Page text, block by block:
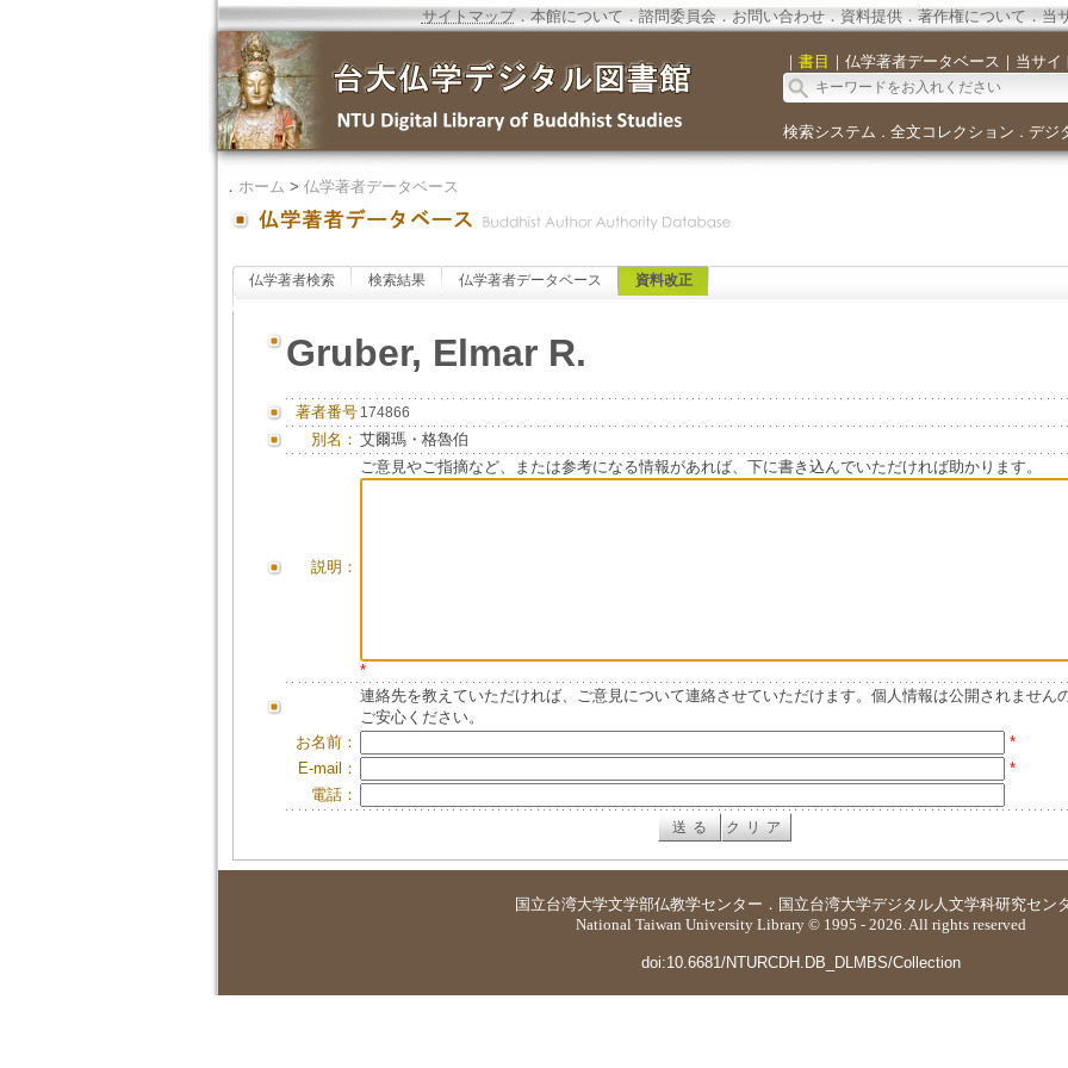
サイトマップ．本館について．諮問委員会． お問い合わせ． 資料提供．著作権について．当
｜ 書目 ｜ 仏学著者データベース ｜ 当サイ
検索システム ． 全文コレクション ． デジ
． ホーム > 仏学著者データベース
仏学著者検索 検索結果 仏学著者データベース 資料改正
Gruber, Elmar R.
著者番号 174866
別名： 艾爾瑪・格魯伯
説明：
ご意見やご指摘など、または参考になる情報があれば、下に書き込んでいただければ助かります。
*
連絡先を教えていただければ、ご意見について連絡させていただけます。個人情報は公開されません
ご安心ください。
お名前：
*
E-mail：
*
電話：
国立台湾大学文学部仏教学センター ． 国立台湾大学デジタル人文学科研究セン
National Taiwan University Library © 1995 - 2026. All rights reserved
doi:10.6681/NTURCDH.DB_DLMBS/Collection